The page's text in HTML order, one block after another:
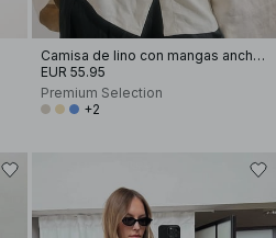
Camisa de lino con mangas anchas
EUR 55.95
Premium Selection
+2